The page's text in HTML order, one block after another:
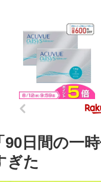
90日間の一
ぎた